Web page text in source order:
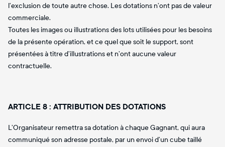
l’exclusion de toute autre chose. Les dotations n’ont pas de valeur
commerciale.
Toutes les images ou illustrations des lots utilisées pour les besoins
de la présente opération, et ce quel que soit le support, sont
présentées à titre d’illustrations et n’ont aucune valeur
contractuelle.
ARTICLE 8 : ATTRIBUTION DES DOTATIONS
L’Organisateur remettra sa dotation à chaque Gagnant, qui aura
communiqué son adresse postale, par un envoi d’un cube taillé